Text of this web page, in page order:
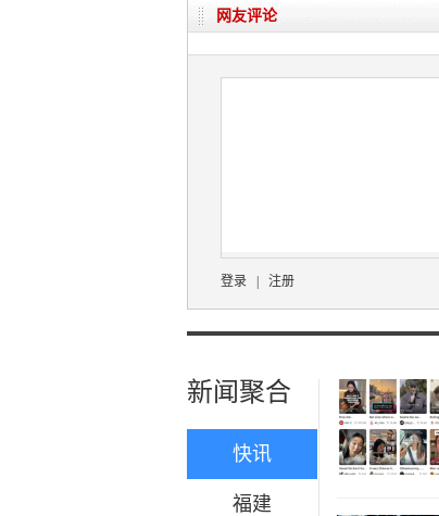
网友评论
登录 注册
新闻聚合
快讯
福建